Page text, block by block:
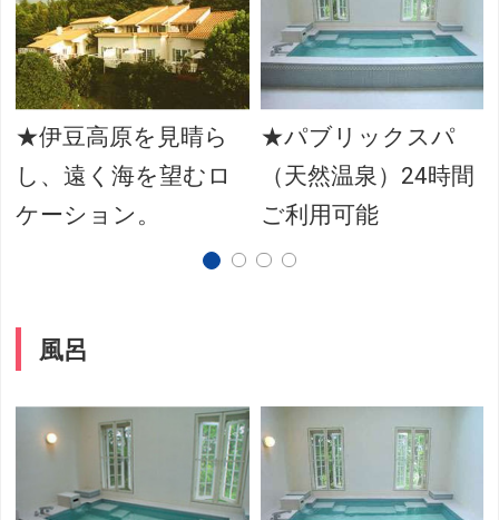
★伊豆高原を見晴ら
し、遠く海を望むロ
ケーション。
★パブリックスパ
（天然温泉）24時間
ご利用可能
風呂